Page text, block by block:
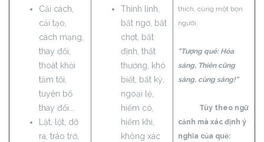
Cải cách,
cải tạo,
cách mạng,
thay đổi,
thoát khỏi
tăm tối,
tuyên bố
thay đổi...
Lật, lột, dỡ
ra, tráo trở,
Thình lình,
bất ngờ, bất
chợt, bất
định, thất
thường, khó
biết, bất kỳ,
ngoại lệ,
hiếm có,
hiếm khi,
không xác
thích, cùng một bọn
người.
"Tượng quẻ: Hỏa
sáng, Thiên cũng
sáng, cùng sáng!"
Tùy theo ngữ
cảnh mà xác định ý
nghĩa của quẻ: